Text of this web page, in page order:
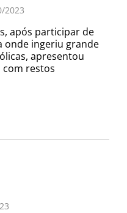
2023
após participar de
onde ingeriu grande
apresentou
restos